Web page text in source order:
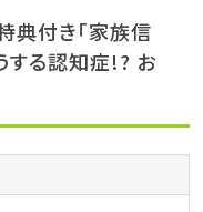
典付き「家族信
する認知症!? お